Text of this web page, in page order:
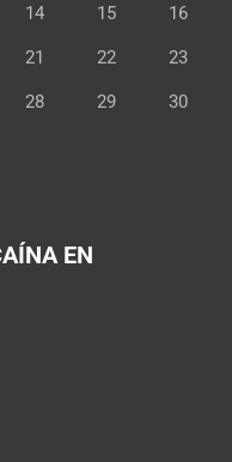
14 15 16
21 22 23
28 29 30
EN